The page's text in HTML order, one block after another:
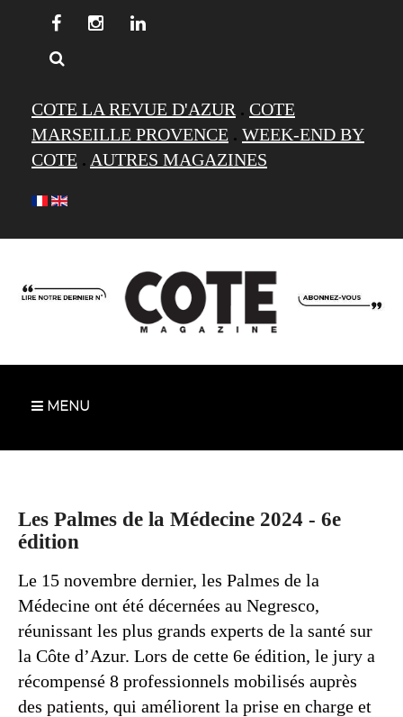
COTE LA REVUE D'AZUR . COTE
MARSEILLE PROVENCE . WEEK-END BY
COTE . AUTRES MAGAZINES
MENU
Les Palmes de la Médecine 2024 - 6e
édition
Le 15 novembre dernier, les Palmes de la
Médecine ont été décernées au Negresco,
réunissant les plus grands experts de la santé sur
la Côte d’Azur. Lors de cette 6e édition, le jury a
récompensé 8 professionnels mobilisés auprès
des patients, qui améliorent la prise en charge et